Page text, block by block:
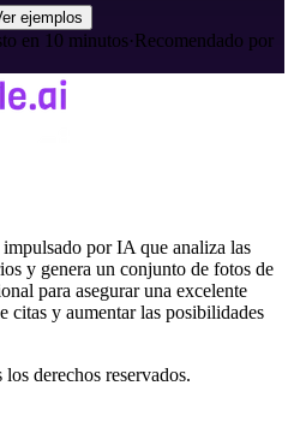
ejemplos
en 10 minutos·Recomendado por
por IA que analiza las
y genera un conjunto de fotos de
para asegurar una excelente
citas y aumentar las posibilidades
derechos reservados.